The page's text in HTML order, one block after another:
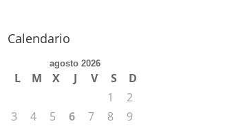
Calendario
agosto 2026
L M X J V S
D
1
2
3
4 5 6 7 8
9